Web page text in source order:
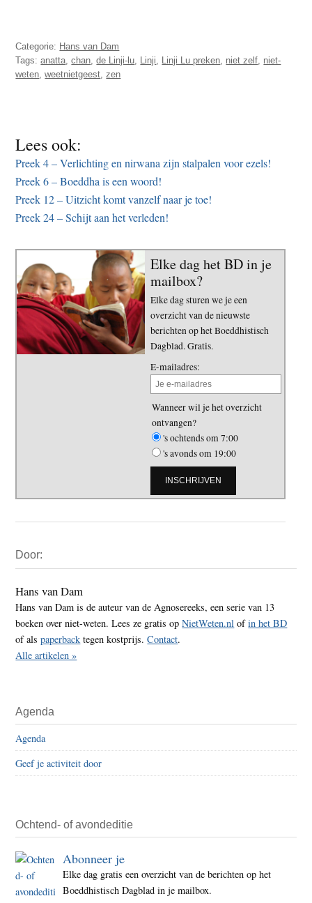
Categorie: Hans van Dam
Tags:anatta,chan,de Linji-lu, Linji, Linji Lu preken, niet zelf, niet-
weten,weetnietgeest,zen
Lees ook:
Preek 4 – Verlichting en nirwana zijn stalpalen voor ezels!
Preek 6 – Boeddha is een woord!
Preek 12 – Uitzicht komt vanzelf naar je toe!
Preek 24 – Schijt aan het verleden!
Elke dag het BD in je
mailbox?
Elke dag sturen we je een
overzicht van de nieuwste
berichten op het Boeddhistisch
Dagblad. Gratis.
E-mailadres:
Wanneer wil je het overzicht
ontvangen?
's ochtends om 7:00
's avonds om 19:00
Sidebar
Door:
Hans van Dam
Hans van Dam is de auteur van de Agnosereeks, een serie van 13
boeken over niet-weten. Lees ze gratis opNietWeten.nl ofin het BD
of alspaperback tegen kostprijs.Contact.
Alle artikelen »
Agenda
Agenda
Geef je activiteit door
Ochtend- of avondeditie
Abonneer je
Elke dag gratis een overzicht van de berichten op het
Boeddhistisch Dagblad in je mailbox.